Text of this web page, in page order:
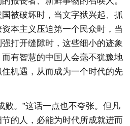
被破坏时，当文字狱兴起、抓
本主义压迫第一个民众时，当
打开缝隙时，这些细小的迹象
有智慧的中国人会毫不犹豫地
机遇，从而成为一个时代的先
败。”这话一点也不夸张。但凡
的人，必能为时代所成就进而